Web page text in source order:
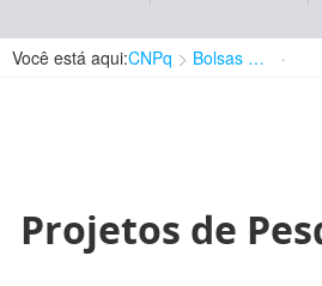
Você está aqui:CNPq Bolsas e Auxílios Vigentes
Projetos de